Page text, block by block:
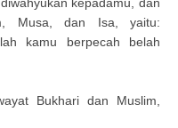
Musa, dan Isa, yaitu:
kamu berpecah belah
Bukhari dan Muslim,